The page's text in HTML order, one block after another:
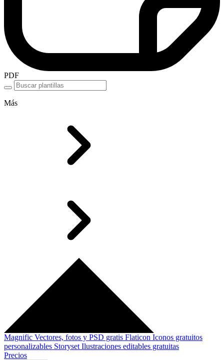
PDF
Más
Magnific Vectores, fotos y PSD gratis Flaticon Iconos gratuitos
personalizables Storyset Ilustraciones editables gratuitas
Precios